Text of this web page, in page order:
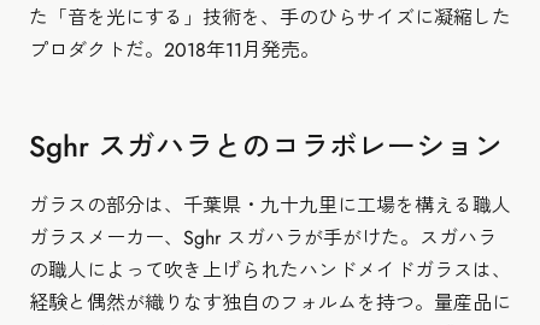
た「音を光にする」技術を、手のひらサイズに凝縮した
プロダクトだ。2018年11月発売。
Sghr スガハラとのコラボレーション
ガラスの部分は、千葉県・九十九里に工場を構える職人
ガラスメーカー、Sghr スガハラが手がけた。スガハラ
の職人によって吹き上げられたハンドメイドガラスは、
経験と偶然が織りなす独自のフォルムを持つ。量産品に